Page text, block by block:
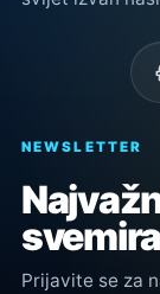
NEWSLETTER
Prijavite se za